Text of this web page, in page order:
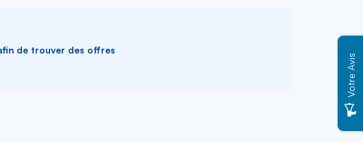
de trouver des offres
Votre Avis